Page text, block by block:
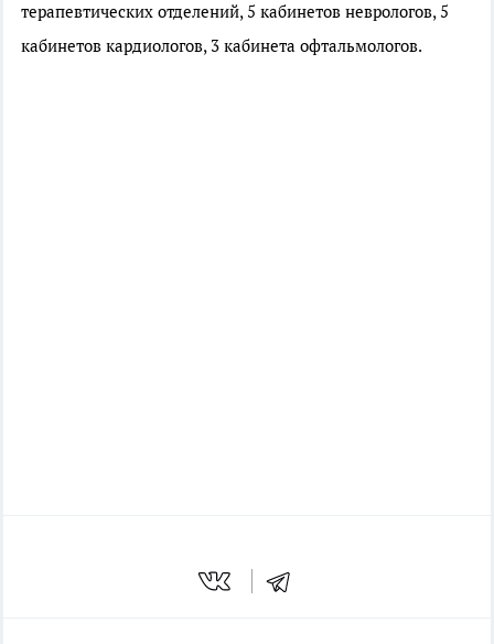
терапевтических отделений, 5 кабинетов неврологов, 5
кабинетов кардиологов, 3 кабинета офтальмологов.